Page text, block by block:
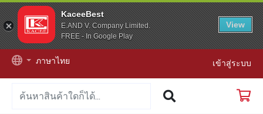
KaceeBest
E.AND V. Company Limited.
FREE - In Google Play
View
ภาษาไทย เข้าสู่ระบบ